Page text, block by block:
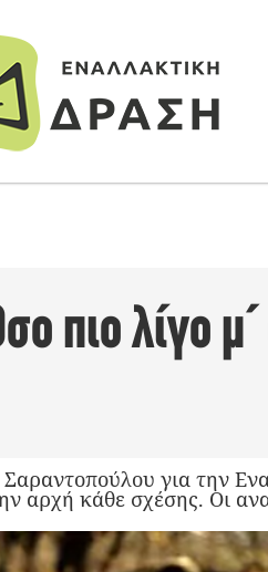
πιο λίγο
για την
αρχή κάθε σχέσης. Οι